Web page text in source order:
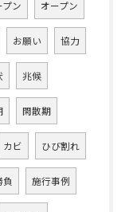
プン オープン
お願い 協力
兆候
閑散期
カビ ひび割れ
負 施行事例